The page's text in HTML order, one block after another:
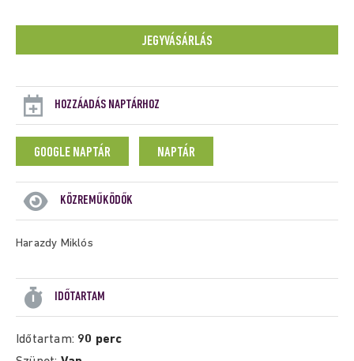
JEGYVÁSÁRLÁS
HOZZÁADÁS NAPTÁRHOZ
GOOGLE NAPTÁR NAPTÁR
KÖZREMŰKÖDŐK
Harazdy Miklós
IDŐTARTAM
Időtartam: 90 perc